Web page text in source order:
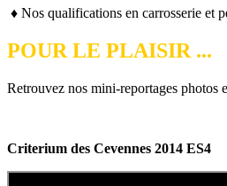
♦ Nos qualifications en carrosserie et
POUR LE PLAISIR ...
Retrouvez nos mini-reportages photos
Criterium des Cevennes 2014 ES4